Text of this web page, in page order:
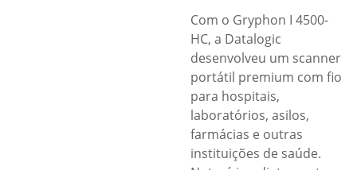
Com o Gryphon I 4500-
HC, a Datalogic
desenvolveu um scanner
portátil premium com fio
para hospitais,
laboratórios, asilos,
farmácias e outras
instituições de saúde.